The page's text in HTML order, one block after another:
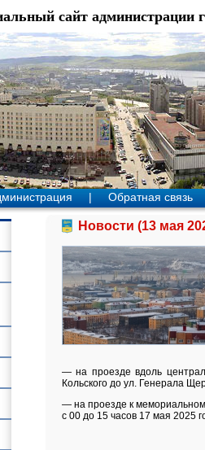
сайт администрации
| Обратная связь
Новости (13 мая
— на проезде вдоль
Кольского до ул. Генерала
— на проезде к
с 00 до 15 часов 17 мая 2025